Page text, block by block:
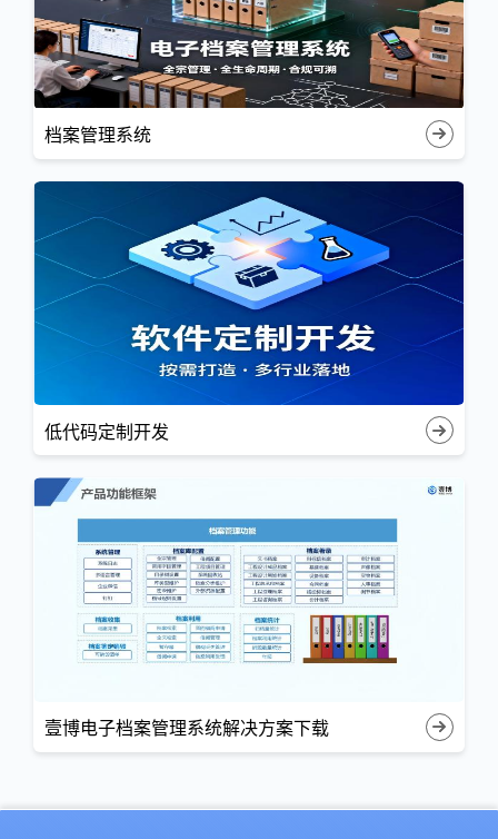
档案管理系统
低代码定制开发
壹博电子档案管理系统解决方案下载